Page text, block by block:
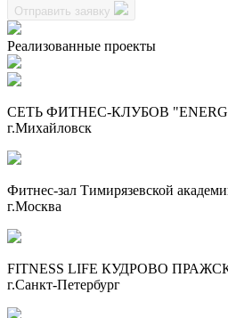
Отправить заявку
Реализованные проекты
СЕТЬ ФИТНЕС-КЛУБОВ
г.Михайловск
Фитнес-зал Тимирязевской
г.Москва
FITNESS LIFE КУДРОВО
г.Санкт-Петербург